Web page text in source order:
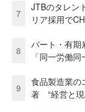
7
JTBのタレン
リア採用で
8
パート・有期
「同一労働
9
食品製造業の
著 “経営と現